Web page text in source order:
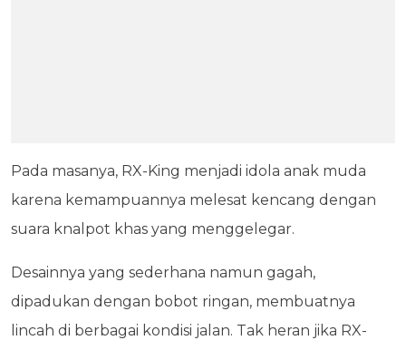
Pada masanya, RX-King menjadi idola anak muda
karena kemampuannya melesat kencang dengan
suara knalpot khas yang menggelegar.
Desainnya yang sederhana namun gagah,
dipadukan dengan bobot ringan, membuatnya
lincah di berbagai kondisi jalan. Tak heran jika RX-